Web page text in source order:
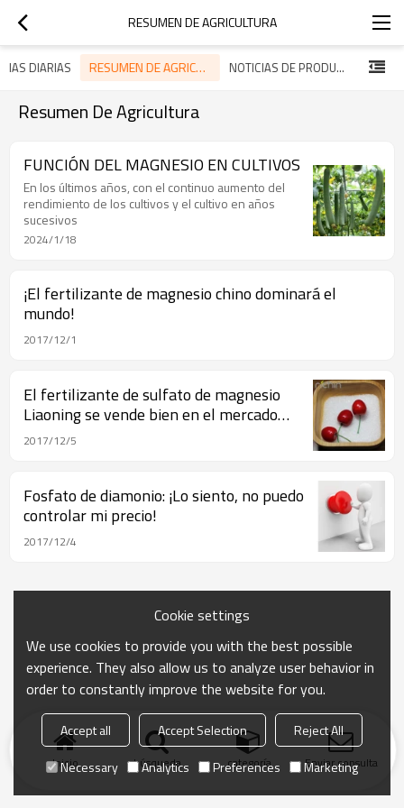
RESUMEN DE AGRICULTURA
DIARIAS RESUMEN DE AGRICULTURA NOTICIAS DE PRODUCTOS
Resumen De Agricultura
FUNCIÓN DEL MAGNESIO EN CULTIVOS
En los últimos años, con el continuo aumento del
rendimiento de los cultivos y el cultivo en años
sucesivos
2024/1/18
¡El fertilizante de magnesio chino dominará el
mundo!
2017/12/1
El fertilizante de sulfato de magnesio
Liaoning se vende bien en el mercado
internacional.
2017/12/5
Fosfato de diamonio: ¡Lo siento, no puedo
controlar mi precio!
2017/12/4
Inicio búsqueda categoría Enviar consulta
Cookie settings
We use cookies to provide you with the best possible
experience. They also allow us to analyze user behavior in
order to constantly improve the website for you.
Accept all Accept Selection
Reject All
Necessary
Analytics Preferences Marketing